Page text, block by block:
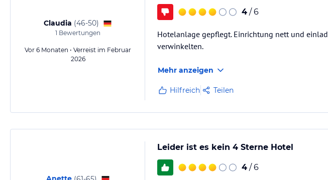
Claudia (46-50)
1 Bewertungen
Vor 6 Monaten • Verreist im Februar
2026
4 / 6
Hotelanlage gepflegt. Einrichtung nett und
verwinkelten.
Mehr anzeigen
Hilfreich Teilen
Leider ist es kein 4 Sterne Hotel
4 / 6